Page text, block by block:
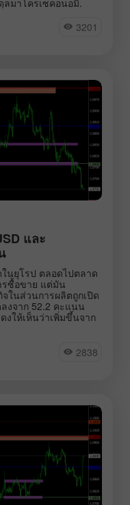
3201
และ
นยุโรป ตลอดไปตลาด
รซื้อขาย แต่มัน
ในส่วนการผลิตถูกเปิด
งจาก 52.2 คะแนน
ให้เห็นว่าเพิ่มขึ้นจาก
2838